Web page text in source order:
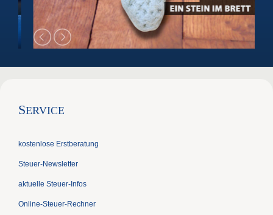
SERVICE
kostenlose Erstberatung
Steuer-Newsletter
aktuelle Steuer-Infos
Online-Steuer-Rechner